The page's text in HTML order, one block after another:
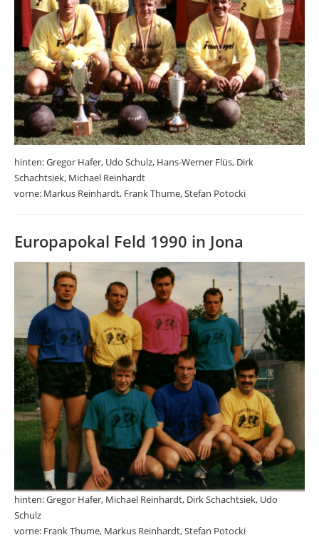
hinten: Gregor Hafer, Udo Schulz, Hans-Werner Flüs, Dirk
Schachtsiek, Michael Reinhardt
vorne: Markus Reinhardt, Frank Thume, Stefan Potocki
Europapokal Feld 1990 in Jona
hinten: Gregor Hafer, Michael Reinhardt, Dirk Schachtsiek, Udo
Schulz
vorne: Frank Thume, Markus Reinhardt, Stefan Potocki